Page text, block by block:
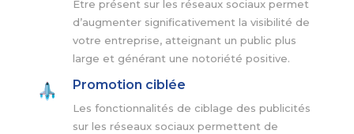
Être présent sur les réseaux sociaux permet
d’augmenter significativement la visibilité de
votre entreprise, atteignant un public plus
large et générant une notoriété positive.
Promotion ciblée
Les fonctionnalités de ciblage des publicités
sur les réseaux sociaux permettent de